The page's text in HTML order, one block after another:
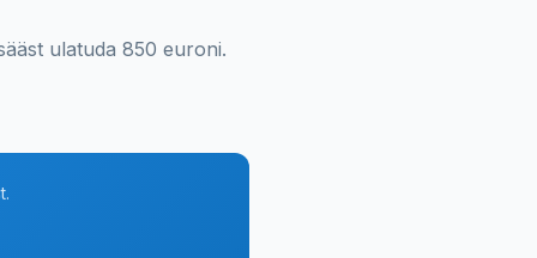
ulatuda 850 euroni.